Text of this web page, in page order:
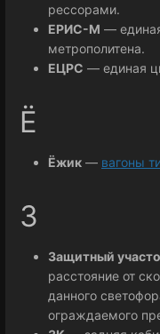
рессорами.
ЕРИС-М —
метрополитена.
ЕЦРС — единая
Ё
Ёжик — вагоны
З
Защитный
расстояние от
данного
ограждаемого